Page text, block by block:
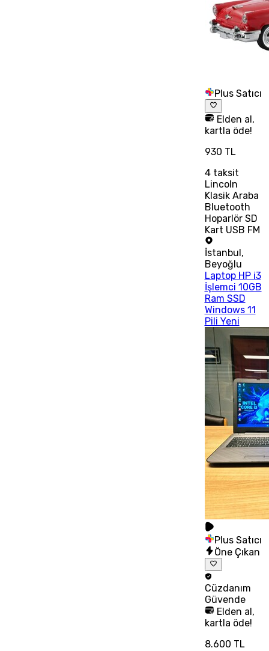
Plus Satıcı
Elden al,
kartla öde!
930 TL
4taksit
Lincoln
Klasik Araba
Bluetooth
Hoparlör SD
Kart USB FM
İstanbul,
Beyoğlu
Laptop HP i3
İşlemci 10GB
Ram SSD
Windows 11
Pili Yeni
Plus Satıcı
Öne Çıkan
Cüzdanım
Güvende
Elden al,
kartla öde!
8.600 TL